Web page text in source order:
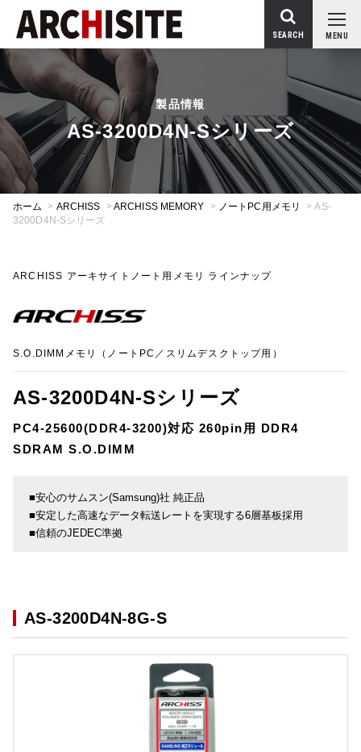
MENU
SEARCH
製品情報
AS-3200D4N-Sシリーズ
ホーム > ARCHISS >ARCHISS MEMORY > ノートPC用メモリ >AS-
3200D4N-Sシリーズ
ARCHISS アーキサイトノート用メモリ ラインナップ
S.O.DIMMメモリ（ノートPC／スリムデスクトップ用）
AS-3200D4N-Sシリーズ
PC4-25600(DDR4-3200)対応 260pin用 DDR4
SDRAM S.O.DIMM
■安心のサムスン(Samsung)社 純正品
■安定した高速なデータ転送レートを実現する6層基板採用
■信頼のJEDEC準拠
AS-3200D4N-8G-S